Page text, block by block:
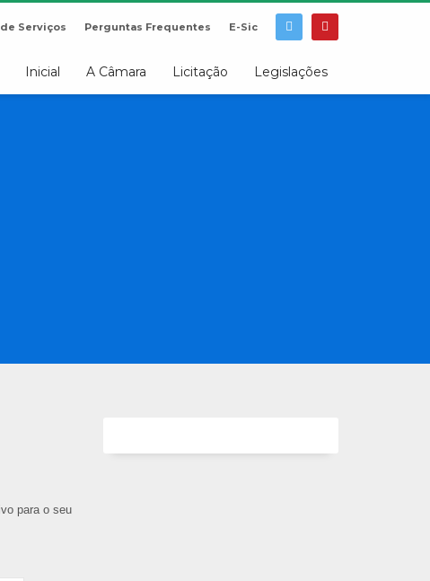
Serviços Perguntas Frequentes E-Sic
Inicial A Câmara Licitação Legislações
para o seu